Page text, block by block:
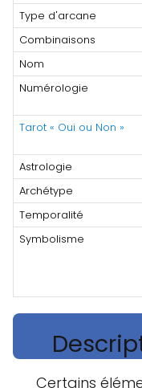
Type d'arcane
Combinaisons
Nom
Numérologie
Tarot « Oui ou Non »
Astrologie
Archétype
Temporalité
Symbolisme
Certains